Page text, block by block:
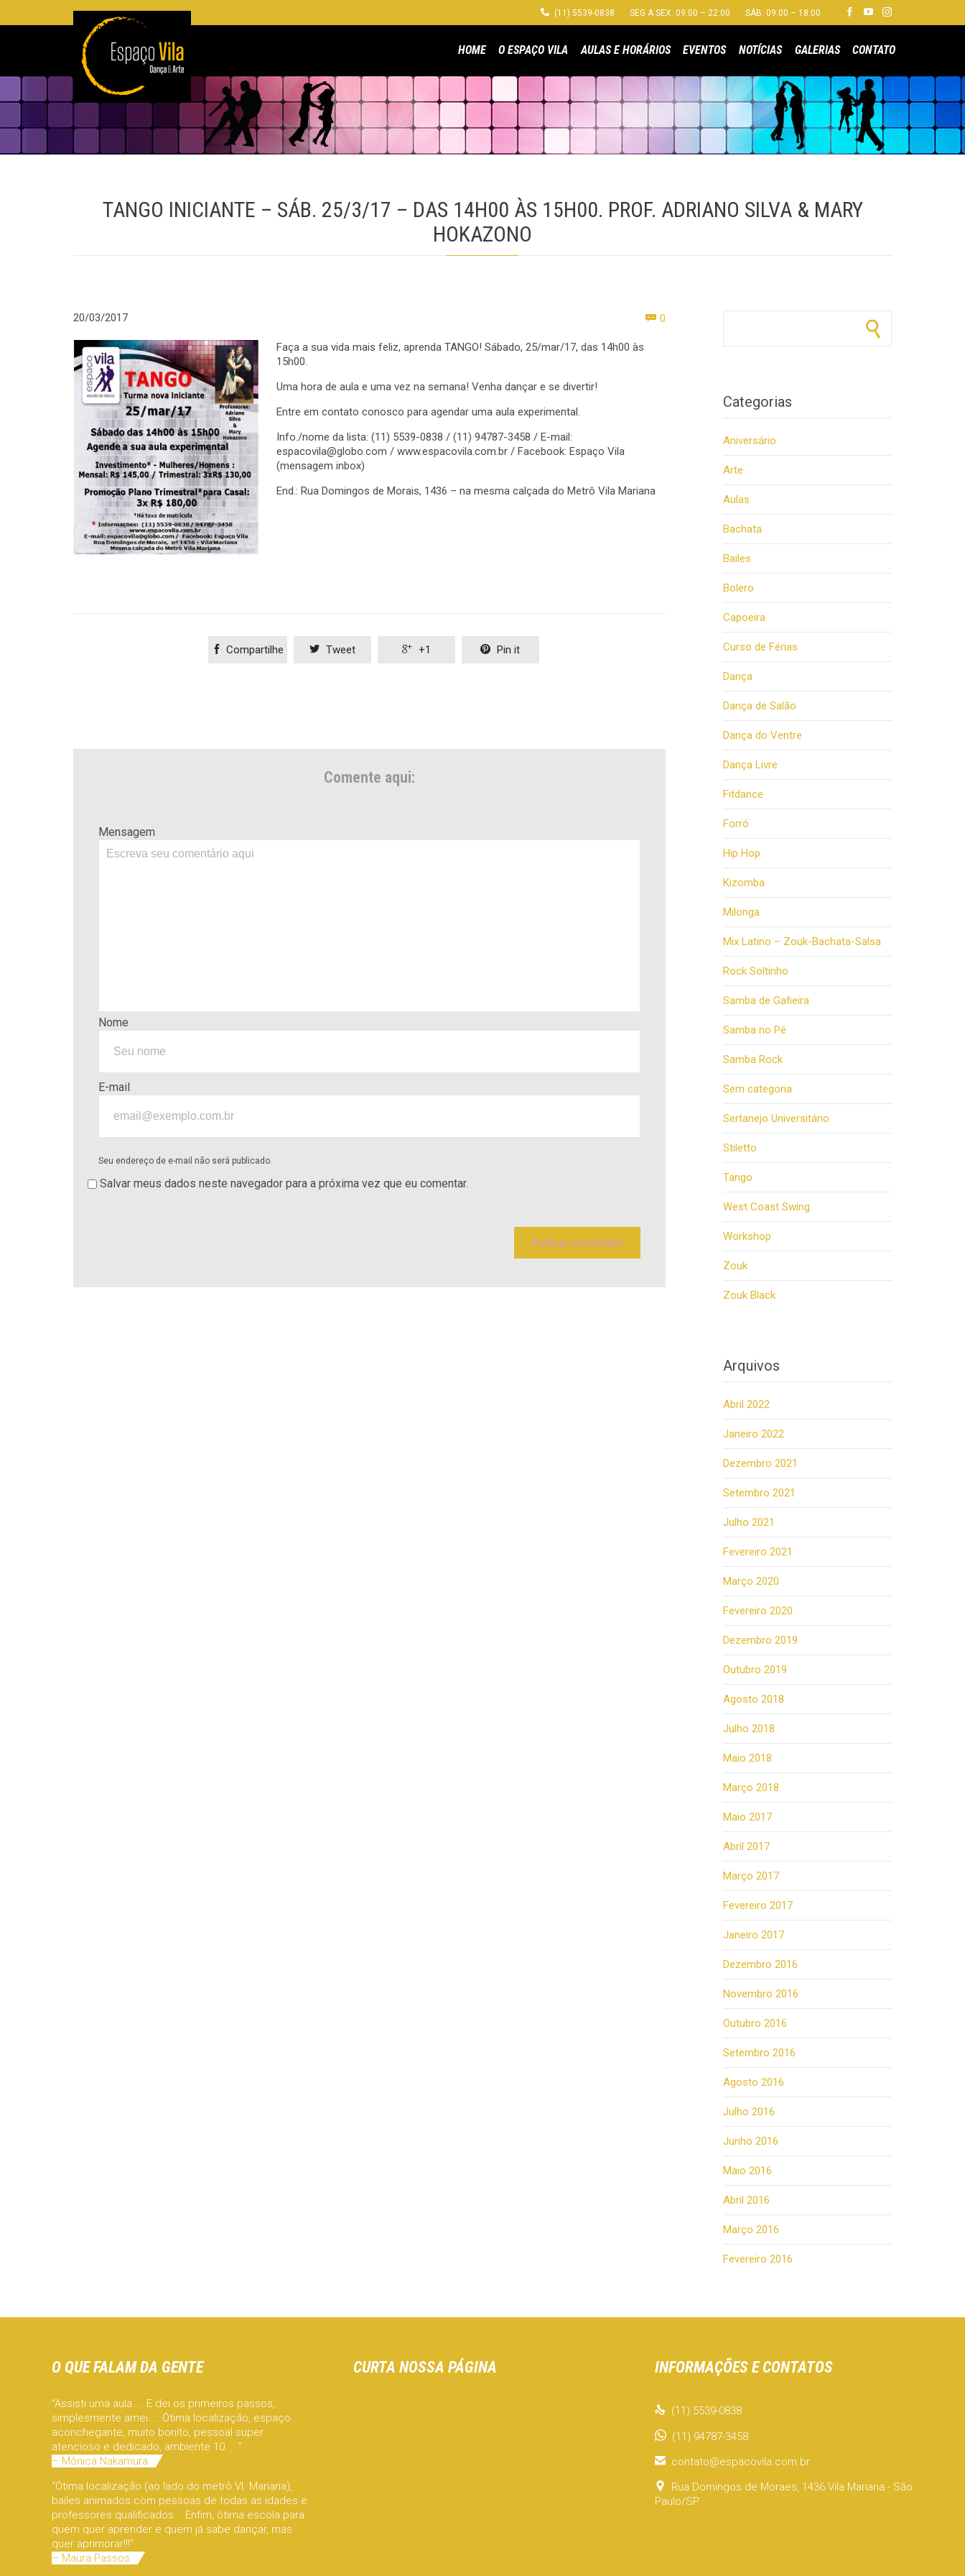
 (11) 5539-0838 · SEG A SEX: 09:00 – 22:00 · SÁB: 09:00 – 18:00 ·  
HOME O ESPAÇO VILA AULAS E HORÁRIOS EVENTOS NOTÍCIAS GALERIAS CONTATO
TANGO INICIANTE – SÁB. 25/3/17 – DAS 14H00 ÀS 15H00. PROF. ADRIANO SILVA & MARY
HOKAZONO
20/03/2017  0
Faça a sua vida mais feliz, aprenda TANGO! Sábado, 25/mar/17, das 14h00 às
15h00.
Uma hora de aula e uma vez na semana! Venha dançar e se divertir!
Entre em contato conosco para agendar uma aula experimental.
Info./nome da lista: (11) 5539-0838 / (11) 94787-3458 / E-mail:
espacovila@globo.com / www.espacovila.com.br / Facebook: Espaço Vila
(mensagem inbox)
End.: Rua Domingos de Morais, 1436 – na mesma calçada do Metrô Vila Mariana
 Compartilhe  Tweet  +1  Pin it
Comente aqui:
Mensagem
Nome
E-mail
Seu endereço de e-mail não será publicado.
Salvar meus dados neste navegador para a próxima vez que eu comentar.
Categorias
Aniversário
Arte
Aulas
Bachata
Bailes
Bolero
Capoeira
Curso de Férias
Dança
Dança de Salão
Dança do Ventre
Dança Livre
Fitdance
Forró
Hip Hop
Kizomba
Milonga
Mix Latino – Zouk-Bachata-Salsa
Rock Soltinho
Samba de Gafieira
Samba no Pé
Samba Rock
Sem categoria
Sertanejo Universitário
Stiletto
Tango
West Coast Swing
Workshop
Zouk
Zouk Black
Arquivos
Abril 2022
Janeiro 2022
Dezembro 2021
Setembro 2021
Julho 2021
Fevereiro 2021
Março 2020
Fevereiro 2020
Dezembro 2019
Outubro 2019
Agosto 2018
Julho 2018
Maio 2018
Março 2018
Maio 2017
Abril 2017
Março 2017
Fevereiro 2017
Janeiro 2017
Dezembro 2016
Novembro 2016
Outubro 2016
Setembro 2016
Agosto 2016
Julho 2016
Junho 2016
Maio 2016
Abril 2016
Março 2016
Fevereiro 2016
O QUE FALAM DA GENTE
“Assisti uma aula.... E dei os primeiros passos,
simplesmente amei.....Ótima localização, espaço
aconchegante, muito bonito, pessoal super
atencioso e dedicado, ambiente 10.....”
– Mônica Nakamura
“Ótima localização (ao lado do metrô Vl. Mariana),
bailes animados com pessoas de todas as idades e
professores qualificados... Enfim, ótima escola para
quem quer aprender e quem já sabe dançar, mas
quer aprimorar!!!”
– Maura Passos
CURTA NOSSA PÁGINA INFORMAÇÕES E CONTATOS
 (11) 5539-0838
(11) 94787-3458
 contato@espacovila.com.br

Rua Domingos de Moraes, 1436 Vila Mariana - São
Paulo/SP